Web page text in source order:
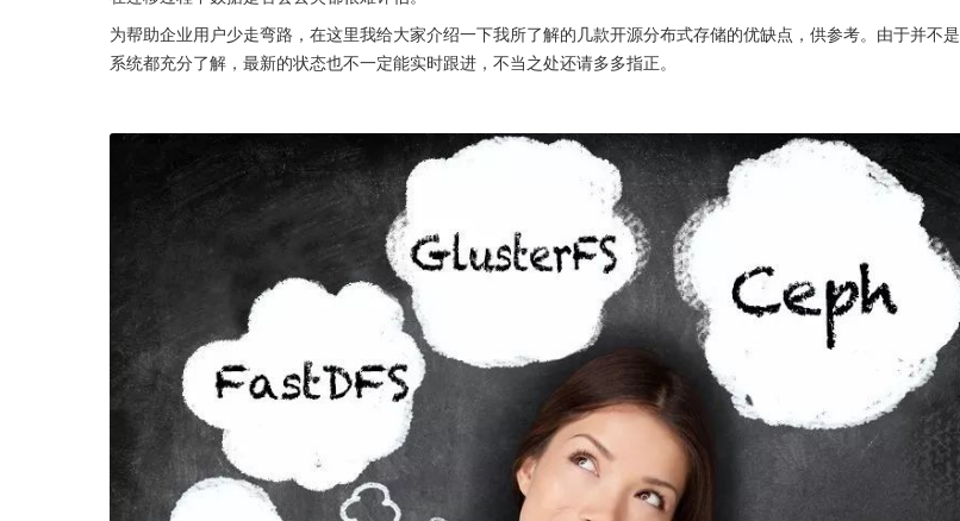
为帮助企业用户少走弯路，在这里我给大家介绍一下我所了解的几款开源分布式存储的优缺点，供参考。由于并不
系统都充分了解，最新的状态也不一定能实时跟进，不当之处还请多多指正。